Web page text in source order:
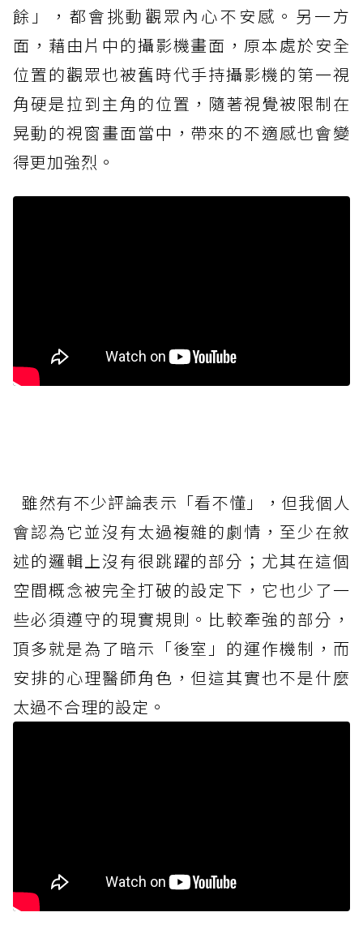
餘」，都會挑動觀眾內心不安感。另一方
面，藉由片中的攝影機畫面，原本處於安全
位置的觀眾也被舊時代手持攝影機的第一視
角硬是拉到主角的位置，隨著視覺被限制在
晃動的視窗畫面當中，帶來的不適感也會變
得更加強烈。
雖然有不少評論表示「看不懂」，但我個人
會認為它並沒有太過複雜的劇情，至少在敘
述的邏輯上沒有很跳躍的部分；尤其在這個
空間概念被完全打破的設定下，它也少了一
些必須遵守的現實規則。比較牽強的部分，
頂多就是為了暗示「後室」的運作機制，而
安排的心理醫師角色，但這其實也不是什麼
太過不合理的設定。